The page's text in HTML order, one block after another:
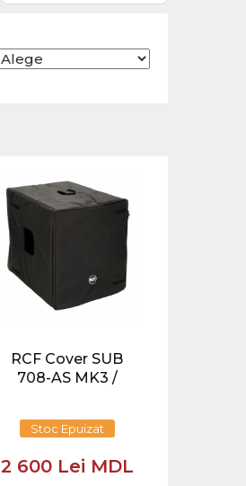
RCF Cover SUB
708-AS MK3 /
Stoc Epuizat
2 600 Lei MDL